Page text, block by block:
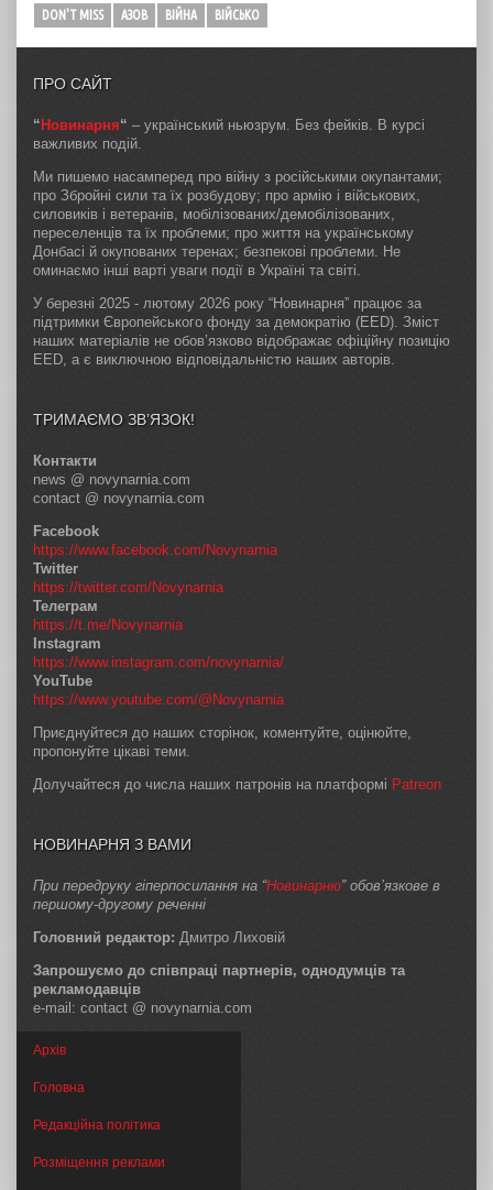
DON'T MISS АЗОВ ВІЙНА ВІЙСЬКО
ПРО САЙТ
“ Новинарня“ – український ньюзрум. Без фейків. В курсі
важливих подій.
Ми пишемо насамперед про війну з російськими окупантами;
про Збройні сили та їх розбудову; про армію і військових,
силовиків і ветеранів, мобілізованих/демобілізованих,
переселенців та їх проблеми; про життя на українському
Донбасі й окупованих теренах; безпекові проблеми. Не
оминаємо інші варті уваги події в Україні та світі.
У березні 2025 - лютому 2026 року “Новинарня” працює за
підтримки Європейського фонду за демократію (EED). Зміст
наших матеріалів не обов’язково відображає офіційну позицію
EED, а є виключною відповідальністю наших авторів.
ТРИМАЄМО ЗВ’ЯЗОК!
Контакти
news @ novynarnia.com
contact @ novynarnia.com
Facebook
https://www.facebook.com/Novynarnia
Twitter
https://twitter.com/Novynarnia
Телеграм
https://t.me/Novynarnia
Instagram
https://www.instagram.com/novynarnia/
YouTube
https://www.youtube.com/@Novynarnia
Приєднуйтеся до наших сторінок, коментуйте, оцінюйте,
пропонуйте цікаві теми.
Долучайтеся до числа наших патронів на платформі Patreon
НОВИНАРНЯ З ВАМИ
При передруку гіперпосилання на “Новинарню” обов’язкове в
першому-другому реченні
Головний редактор: Дмитро Лиховій
Запрошуємо до співпраці партнерів, однодумців та
рекламодавців
e-mail: contact @ novynarnia.com
Архів
Головна
Редакційна політика
Розміщення реклами